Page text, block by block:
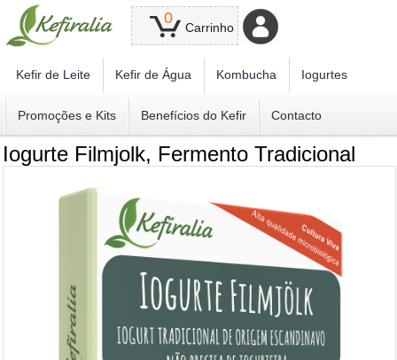
0
Carrinho
Kefir de Leite Kefir de Água Kombucha Iogurtes
Promoções e Kits Benefícios do Kefir Contacto
Iogurte Filmjolk, Fermento Tradicional